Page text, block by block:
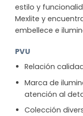
estilo y
Mexlite y
embellece e
PVU
Relación
Marca de
atención al
Colección